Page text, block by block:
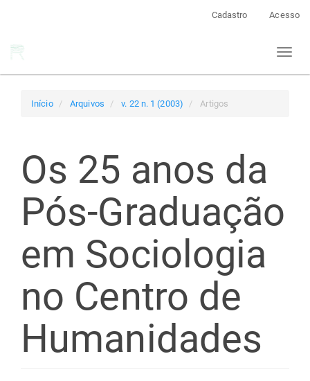
Cadastro Acesso
Toggle
Início Arquivos v. 22 n. 1 (2003) Artigos
Os 25 anos da
Pós-Graduação
em Sociologia
no Centro de
Humanidades